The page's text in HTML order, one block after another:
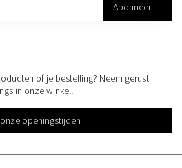
of je bestelling? Neem gerust
in onze winkel!
openingstijden
Abonneer